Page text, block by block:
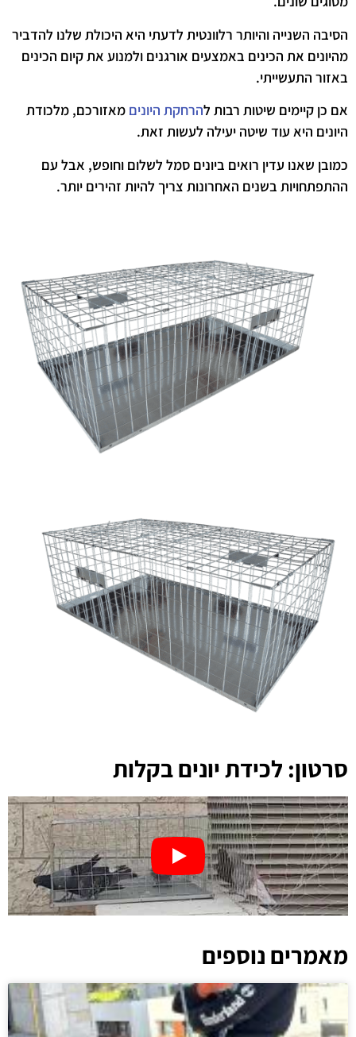
הסיבה השנייה והיותר רלוונטית לדעתי היא היכולת שלנו להדביר
מהיונים את הכינים באמצעים אורגנים ולמנוע את קיום הכינים
באזור התעשייתי.
אם כן קיימים שיטות רבות להרחקת היונים מאזורכם, מלכודת
היונים היא עוד שיטה יעילה לעשות זאת.
כמובן שאנו עדין רואים ביונים סמל לשלום וחופש, אבל עם
ההתפתחויות בשנים האחרונות צריך להיות זהירים יותר.
סרטון: לכידת יונים בקלות
מאמרים נוספים